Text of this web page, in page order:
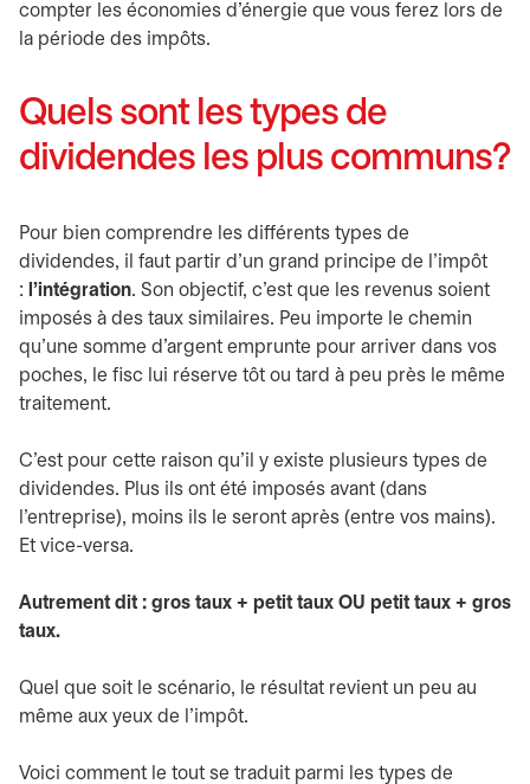
compter les économies d’énergie que vous ferez lors de
la période des impôts.
Quels sont les types de
dividendes les plus communs?
Pour bien comprendre les différents types de
dividendes, il faut partir d’un grand principe de l’impôt
: l’intégration. Son objectif, c’est que les revenus soient
imposés à des taux similaires. Peu importe le chemin
qu’une somme d’argent emprunte pour arriver dans vos
poches, le fisc lui réserve tôt ou tard à peu près le même
traitement.
C’est pour cette raison qu’il y existe plusieurs types de
dividendes. Plus ils ont été imposés avant (dans
l’entreprise), moins ils le seront après (entre vos mains).
Et vice-versa.
Autrement dit : gros taux + petit taux OU petit taux + gros
taux.
Quel que soit le scénario, le résultat revient un peu au
même aux yeux de l’impôt.
Voici comment le tout se traduit parmi les types de